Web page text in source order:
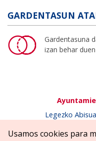
GARDENTASUN
Gardentasuna
izan behar
Legezko Abisua
Usamos cookies para